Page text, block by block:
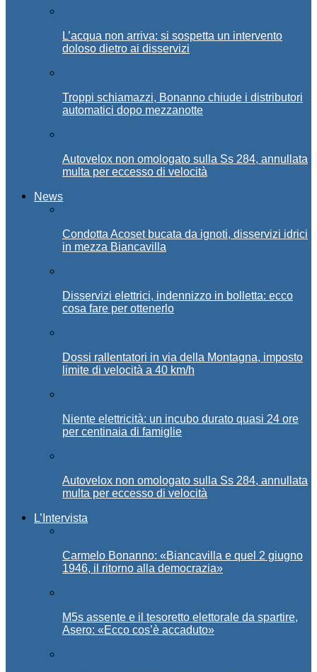
L’acqua non arriva: si sospetta un intervento
doloso dietro ai disservizi
Troppi schiamazzi, Bonanno chiude i distributori
automatici dopo mezzanotte
Autovelox non omologato sulla Ss 284, annullata
multa per eccesso di velocità
News
Condotta Acoset bucata da ignoti, disservizi idrici
in mezza Biancavilla
Disservizi elettrici, indennizzo in bolletta: ecco
cosa fare per ottenerlo
Dossi rallentatori in via della Montagna, imposto
limite di velocità a 40 km/h
Niente elettricità: un incubo durato quasi 24 ore
per centinaia di famiglie
Autovelox non omologato sulla Ss 284, annullata
multa per eccesso di velocità
L’Intervista
Carmelo Bonanno: «Biancavilla e quel 2 giugno
1946, il ritorno alla democrazia»
M5s assente e il tesoretto elettorale da spartire,
Asero: «Ecco cos’è accaduto»